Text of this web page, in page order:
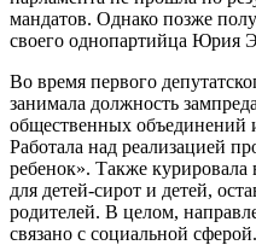
мандатов. Однако позже
своего однопартийца Юрия
Во время первого
занимала должность
общественных объединений
Работала над реализацией
ребенок». Также курировала
для детей-сирот и детей,
родителей. В целом,
связано с социальной сферой.